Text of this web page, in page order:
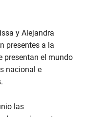
y Alejandra
presentes a la
presentan el mundo
nacional e
las